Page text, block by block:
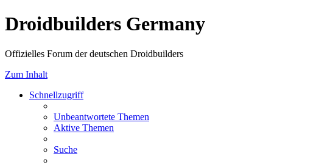
Droidbuilders Germany
Offizielles Forum der deutschen Droidbuilders
Zum Inhalt
Schnellzugriff
Unbeantwortete Themen
Aktive Themen
Suche